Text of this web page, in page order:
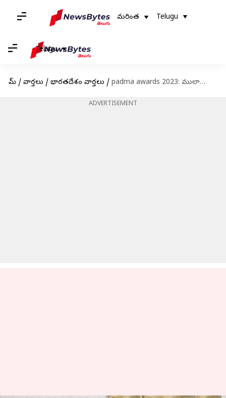
మరింత Telugu
Telugu
హోమ్ / వార్తలు / భారతదేశం వార్తలు / padma awards 2023: ములాయం, ఎస్ఎం కృష్ణ, మహలనాబిస్‌కు పద్మ విభూషణ్- 106 మందిని వరించిన పద్మ అవార్డులు
ADVERTISEMENT